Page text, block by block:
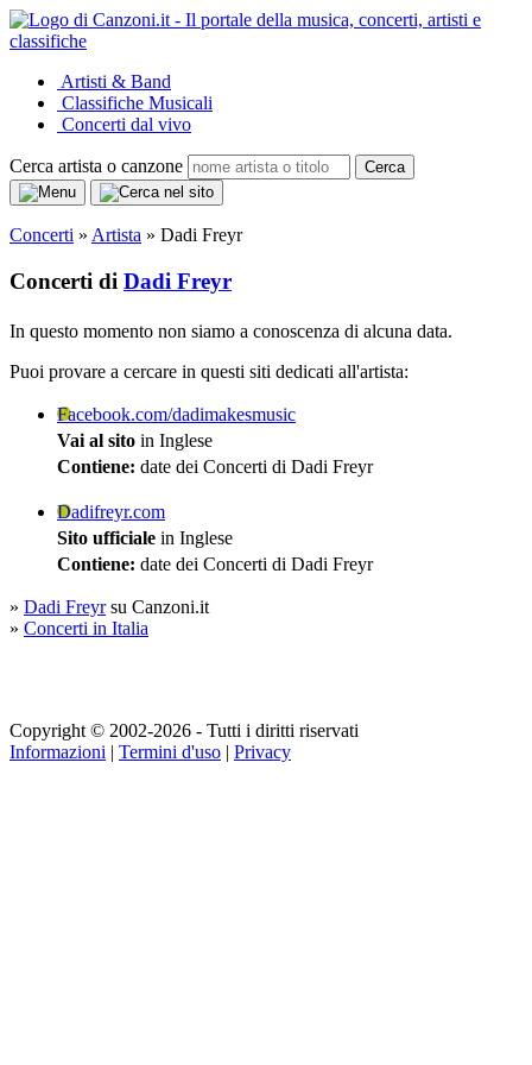
Artisti & Band
Classifiche Musicali
Concerti dal vivo
Cerca artista o canzone Cerca
Concerti » Artista » Dadi Freyr
Concerti di Dadi Freyr
In questo momento non siamo a conoscenza di alcuna data.
Puoi provare a cercare in questi siti dedicati all'artista:
Facebook.com/dadimakesmusic
Vai al sito in Inglese
Contiene: date dei Concerti di Dadi Freyr
Dadifreyr.com
Sito ufficiale in Inglese
Contiene: date dei Concerti di Dadi Freyr
» Dadi Freyrsu Canzoni.it
» Concerti in Italia
Copyright © 2002-2026 - Tutti i diritti riservati
Informazioni | Termini d'uso | Privacy